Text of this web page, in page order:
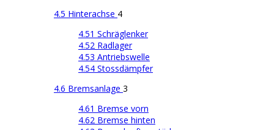
4.5 Hinterachse 4
4.51 Schräglenker
4.52 Radlager
4.53 Antriebswelle
4.54 Stossdämpfer
4.6 Bremsanlage 3
4.61 Bremse vorn
4.62 Bremse hinten